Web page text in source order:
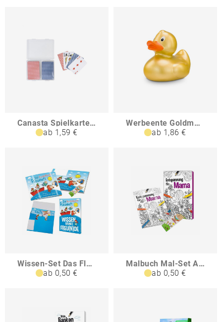
Canasta Spielkarten-Set
ab 1,59 €
Werbeente Goldmarie ca 8 cm
ab 1,86 €
Wissen-Set Das Flüsseheft
ab 0,50 €
Malbuch Mal-Set A6 - Entspannung für Mama
ab 0,50 €